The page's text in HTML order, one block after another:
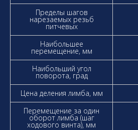
Пределы шагов
нарезаемых резьб
питчевых
Наибольшее
перемещение, мм
Наибольший угол
поворота, град
Цена деления лимба, мм
Перемещение за один
оборот лимба (шаг
ходового винта), мм